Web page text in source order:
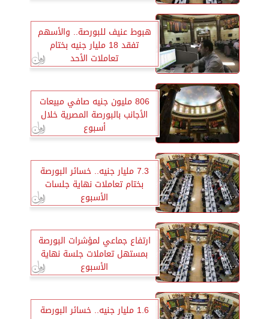
هبوط عنيف للبورصة.. والأسهم
تفقد 18 مليار جنيه بختام
تعاملات الأحد
806 مليون جنيه صافي مبيعات
الأجانب بالبورصة المصرية خلال
أسبوع
7.3 مليار جنيه.. خسائر البورصة
بختام تعاملات نهاية جلسات
الأسبوع
ارتفاع جماعي لمؤشرات البورصة
بمستهل تعاملات جلسة نهاية
الأسبوع
1.6 مليار جنيه.. خسائر البورصة